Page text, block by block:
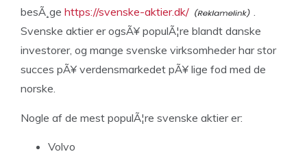
besÃ¸ge https://svenske-aktier.dk/
.
Svenske aktier er ogsÃ¥ populÃ¦re blandt danske
investorer, og mange svenske virksomheder har stor
succes pÃ¥ verdensmarkedet pÃ¥ lige fod med de
norske.
Nogle af de mest populÃ¦re svenske aktier er:
Volvo